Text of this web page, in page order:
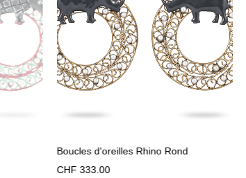
Boucles d'oreilles Rhino Rond
CHF 333.00